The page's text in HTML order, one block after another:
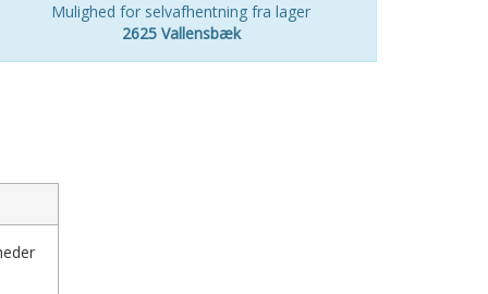
Mulighed for selvafhentning fra lager
2625 Vallensbæk